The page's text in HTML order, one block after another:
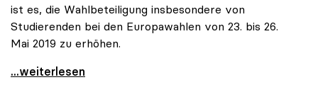
ist es, die Wahlbeteiligung insbesondere von
Studierenden bei den Europawahlen von 23. bis 26.
Mai 2019 zu erhöhen.
uniko präsentierte Banner „Universities vote for
...weiterlesen